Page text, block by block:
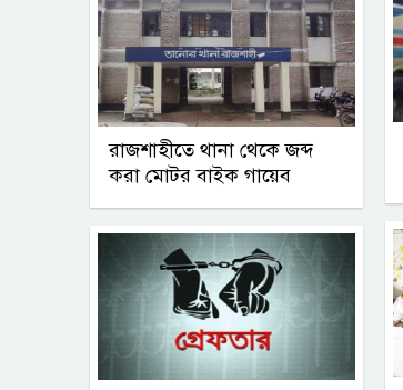
রাজশাহীতে থানা থেকে জব্দ
করা মোটর বাইক গায়েব